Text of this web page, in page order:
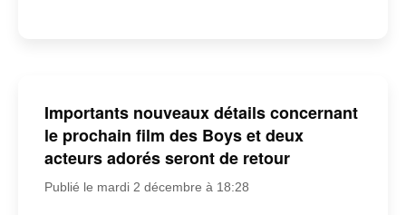
Importants nouveaux détails concernant
le prochain film des Boys et deux
acteurs adorés seront de retour
Publié le mardi 2 décembre à 18:28